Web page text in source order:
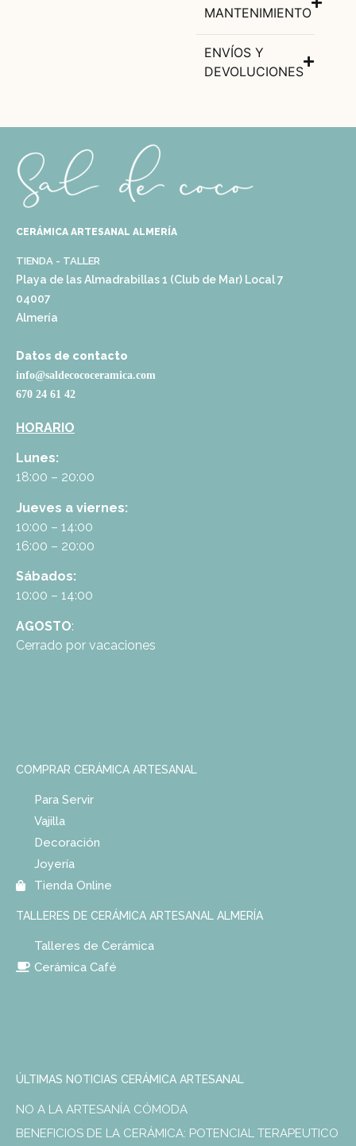
MANTENIMIENTO
ENVÍOS Y
DEVOLUCIONES
CERÁMICA ARTESANAL ALMERÍA
TIENDA - TALLER
Playa de las Almadrabillas 1 (Club de Mar) Local 7
04007
Almería
Datos de contacto
info@saldecococeramica.com
670 24 61 42
HORARIO
Lunes:
18:00 – 20:00
Jueves a viernes:
10:00 – 14:00
16:00 – 20:00
Sábados:
10:00 – 14:00
AGOSTO:
Cerrado por vacaciones
COMPRAR CERÁMICA ARTESANAL
Para Servir
Vajilla
Decoración
Joyería
Tienda Online
TALLERES DE CERÁMICA ARTESANAL ALMERÍA
Talleres de Cerámica
Cerámica Café
ÚLTIMAS NOTICIAS CERÁMICA ARTESANAL
NO A LA ARTESANÍA CÓMODA
BENEFICIOS DE LA CERÁMICA: POTENCIAL TERAPEUTICO